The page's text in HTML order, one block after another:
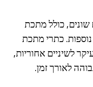
כולל מתכת
כתרי מתכת
לשיניים אחוריות,
לאורך זמן.